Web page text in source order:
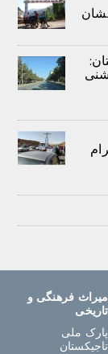
پروژه جشنی
میراث فرهنگی و
تاریخی
پارک ملی
تاجیکستان